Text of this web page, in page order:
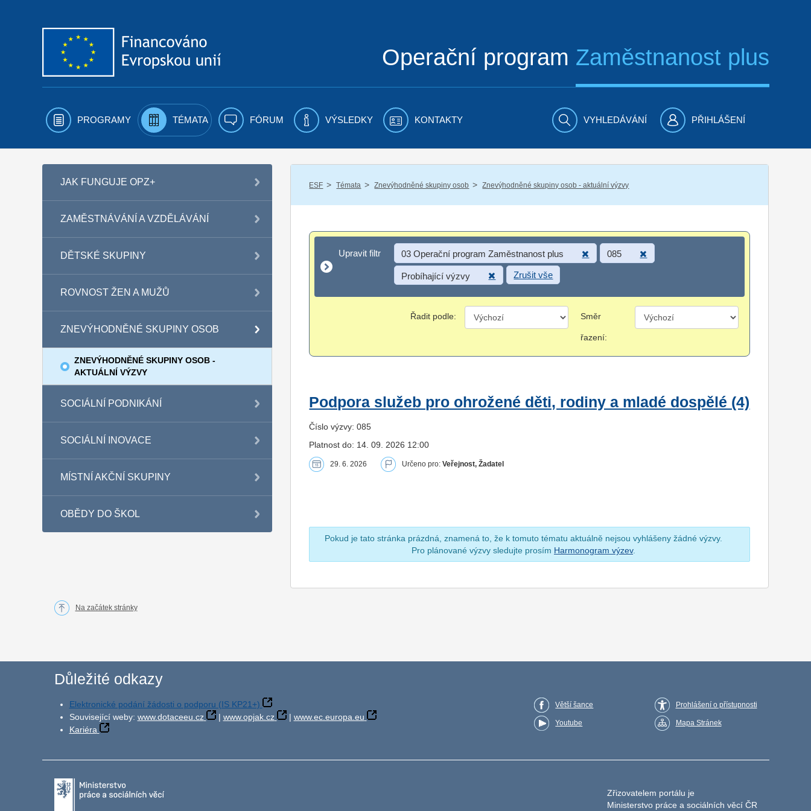
Operační program Zaměstnanost plus
PROGRAMY TÉMATA FÓRUM VÝSLEDKY KONTAKTY VYHLEDÁVÁNÍ PŘIHLÁŠENÍ
JAK FUNGUJE OPZ+
ZAMĚSTNÁVÁNÍ A VZDĚLÁVÁNÍ
DĚTSKÉ SKUPINY
ROVNOST ŽEN A MUŽŮ
ZNEVÝHODNĚNÉ SKUPINY OSOB
ZNEVÝHODNĚNÉ SKUPINY OSOB -
AKTUÁLNÍ VÝZVY
SOCIÁLNÍ PODNIKÁNÍ
SOCIÁLNÍ INOVACE
MÍSTNÍ AKČNÍ SKUPINY
OBĚDY DO ŠKOL
ESF / Témata / Znevýhodněné skupiny osob / Znevýhodněné skupiny osob - aktuální výzvy
Upravit filtr
Upravit filtr 03 Operační program Zaměstnanost plus 085
Probíhající výzvy Zrušit vše
Řadit podle: Směr
řazení:
Podpora služeb pro ohrožené děti, rodiny a mladé dospělé (4)
Číslo výzvy: 085
Platnost do: 14. 09. 2026 12:00
29. 6. 2026 Určeno pro:Veřejnost, Žadatel
Pokud je tato stránka prázdná, znamená to, že k tomuto tématu aktuálně nejsou vyhlášeny žádné výzvy.
Pro plánované výzvy sledujte prosím Harmonogram výzev.
Na začátek stránky
Důležité odkazy
Elektronické podání žádosti o podporu (IS KP21+)
Související weby: www.dotaceeu.cz | www.opjak.cz | www.ec.europa.eu
Kariéra
Větší šance
Youtube
Prohlášení o přístupnosti
Mapa Stránek
Zřizovatelem portálu je
Ministerstvo práce a sociálních věcí ČR